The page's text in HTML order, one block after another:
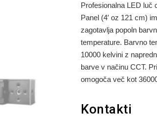
Profesionalna LED luč
Panel (4′ oz 121 cm)
zagotavlja popoln
temperature. Barvno
10000 kelvini z
barve v načinu CCT.
omogoča več kot
Kontakti